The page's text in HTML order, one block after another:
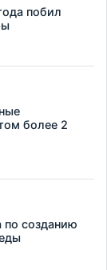
побил
более 2
по созданию